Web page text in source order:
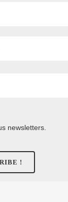
newsletters.